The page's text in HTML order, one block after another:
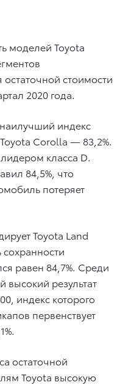
моделей Toyota
остаточной стоимости
2020 года.
индекс
Corolla — 83,2%.
класса D.
84,5%, что
потеряет
Toyota Land
равен 84,7%. Среди
высокий результат
индекс которого
первенствует
остаточной
Toyota высокую